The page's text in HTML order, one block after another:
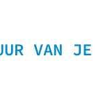
VAN JE